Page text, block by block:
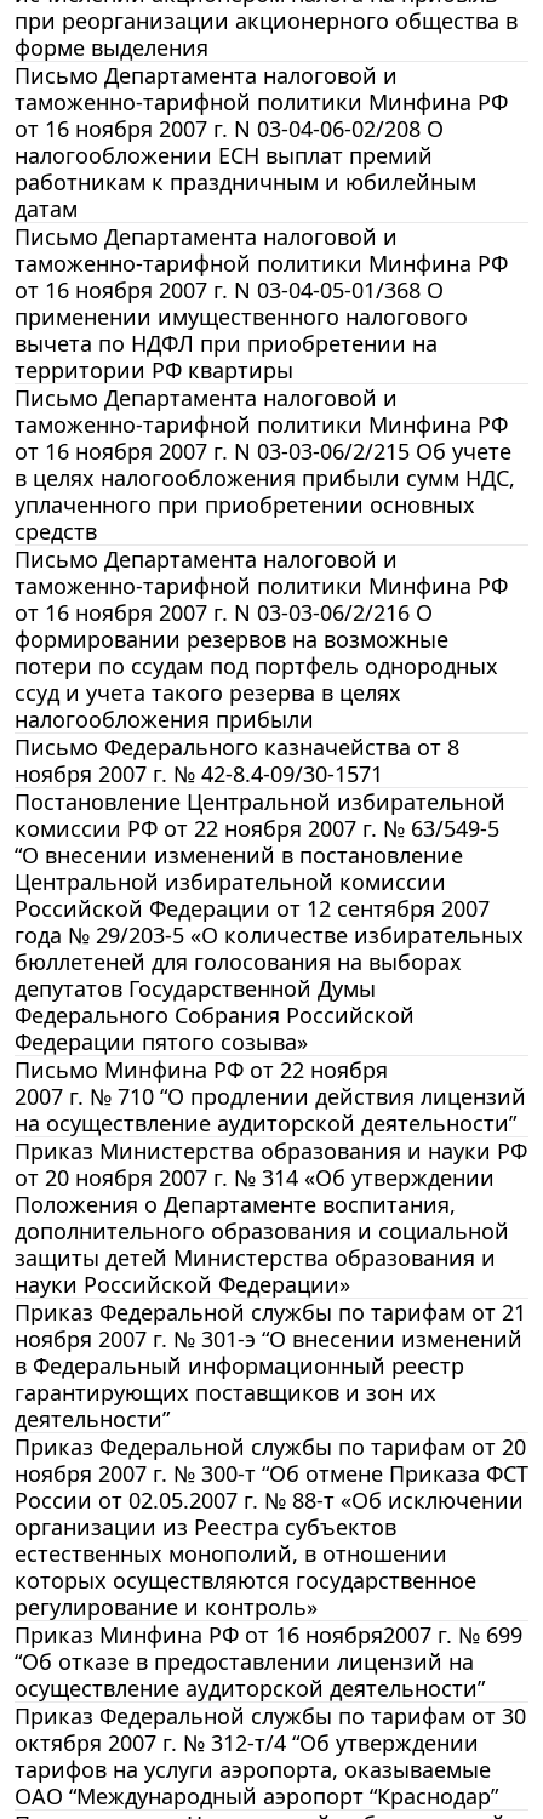
при реорганизации акционерного общества в
форме выделения
Письмо Департамента налоговой и
таможенно-тарифной политики Минфина РФ
от 16 ноября 2007 г. N 03-04-06-02/208 О
налогообложении ЕСН выплат премий
работникам к праздничным и юбилейным
датам
Письмо Департамента налоговой и
таможенно-тарифной политики Минфина РФ
от 16 ноября 2007 г. N 03-04-05-01/368 О
применении имущественного налогового
вычета по НДФЛ при приобретении на
территории РФ квартиры
Письмо Департамента налоговой и
таможенно-тарифной политики Минфина РФ
от 16 ноября 2007 г. N 03-03-06/2/215 Об учете
в целях налогообложения прибыли сумм НДС,
уплаченного при приобретении основных
средств
Письмо Департамента налоговой и
таможенно-тарифной политики Минфина РФ
от 16 ноября 2007 г. N 03-03-06/2/216 О
формировании резервов на возможные
потери по ссудам под портфель однородных
ссуд и учета такого резерва в целях
налогообложения прибыли
Письмо Федерального казначейства от 8
ноября 2007 г. № 42-8.4-09/30-1571
Постановление Центральной избирательной
комиссии РФ от 22 ноября 2007 г. № 63/549-5
“О внесении изменений в постановление
Центральной избирательной комиссии
Российской Федерации от 12 сентября 2007
года № 29/203-5 «О количестве избирательных
бюллетеней для голосования на выборах
депутатов Государственной Думы
Федерального Собрания Российской
Федерации пятого созыва»
Письмо Минфина РФ от 22 ноября
2007 г. № 710 “О продлении действия лицензий
на осуществление аудиторской деятельности”
Приказ Министерства образования и науки РФ
от 20 ноября 2007 г. № 314 «Об утверждении
Положения о Департаменте воспитания,
дополнительного образования и социальной
защиты детей Министерства образования и
науки Российской Федерации»
Приказ Федеральной службы по тарифам от 21
ноября 2007 г. № 301-э “О внесении изменений
в Федеральный информационный реестр
гарантирующих поставщиков и зон их
деятельности”
Приказ Федеральной службы по тарифам от 20
ноября 2007 г. № 300-т “Об отмене Приказа ФСТ
России от 02.05.2007 г. № 88-т «Об исключении
организации из Реестра субъектов
естественных монополий, в отношении
которых осуществляются государственное
регулирование и контроль»
Приказ Минфина РФ от 16 ноября2007 г. № 699
“Об отказе в предоставлении лицензий на
осуществление аудиторской деятельности”
Приказ Федеральной службы по тарифам от 30
октября 2007 г. № 312-т/4 “Об утверждении
тарифов на услуги аэропорта, оказываемые
ОАО “Международный аэропорт “Краснодар”